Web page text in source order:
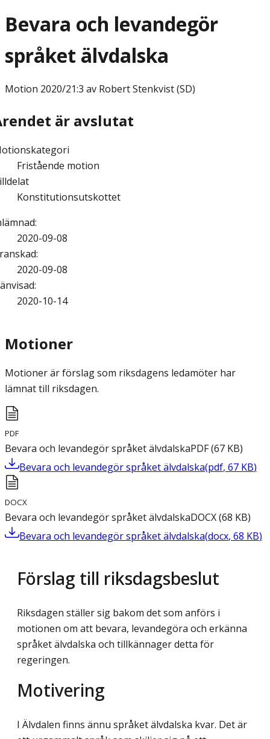
Bevara och levandegör
språket älvdalska
Motion 2020/21:3 av Robert Stenkvist (SD)
är avslutat
Fristående motion
Konstitutionsutskottet
:
2020-09-08
:
2020-09-08
:
2020-10-14
Motioner
Motioner är förslag som riksdagens ledamöter har
lämnat till riksdagen.
PDF
Bevara och levandegör språket älvdalskaPDF(67 KB)
Bevara och levandegör språket älvdalska(pdf, 67 KB)
DOCX
Bevara och levandegör språket älvdalskaDOCX(68 KB)
Bevara och levandegör språket älvdalska(docx, 68 KB)
Förslag till riksdagsbeslut
Riksdagen ställer sig bakom det som anförs i
motionen om att bevara, levandegöra och erkänna
språket älvdalska och tillkännager detta för
regeringen.
Motivering
I Älvdalen finns ännu språket älvdalska kvar. Det är